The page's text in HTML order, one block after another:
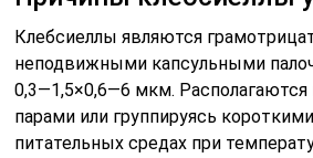
Клебсиеллы являются
неподвижными капсульными
0,3—1,5×0,6—6 мкм. Располагаются
парами или группируясь
питательных средах при